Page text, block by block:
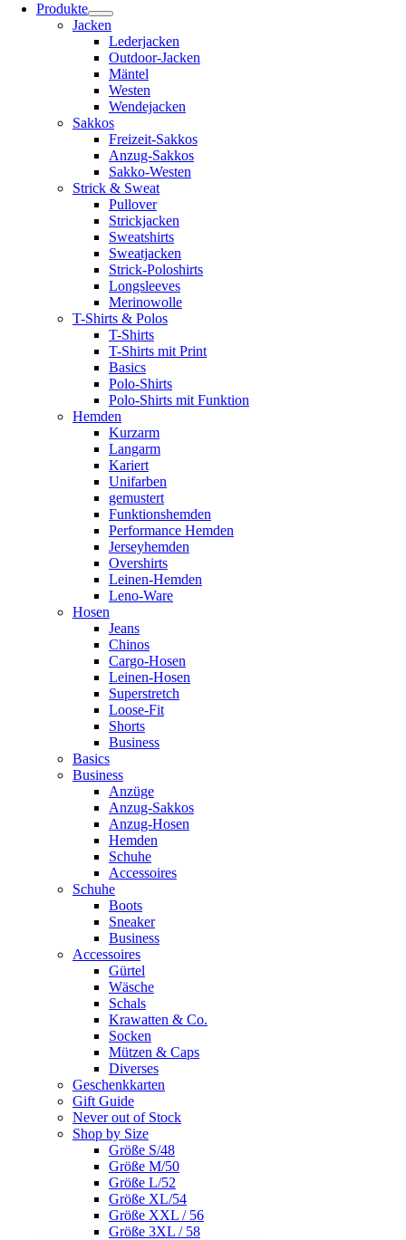
Produkte
Jacken
Lederjacken
Outdoor-Jacken
Mäntel
Westen
Wendejacken
Sakkos
Freizeit-Sakkos
Anzug-Sakkos
Sakko-Westen
Strick & Sweat
Pullover
Strickjacken
Sweatshirts
Sweatjacken
Strick-Poloshirts
Longsleeves
Merinowolle
T-Shirts & Polos
T-Shirts
T-Shirts mit Print
Basics
Polo-Shirts
Polo-Shirts mit Funktion
Hemden
Kurzarm
Langarm
Kariert
Unifarben
gemustert
Funktionshemden
Performance Hemden
Jerseyhemden
Overshirts
Leinen-Hemden
Leno-Ware
Hosen
Jeans
Chinos
Cargo-Hosen
Leinen-Hosen
Superstretch
Loose-Fit
Shorts
Business
Basics
Business
Anzüge
Anzug-Sakkos
Anzug-Hosen
Hemden
Schuhe
Accessoires
Schuhe
Boots
Sneaker
Business
Accessoires
Gürtel
Wäsche
Schals
Krawatten & Co.
Socken
Mützen & Caps
Diverses
Geschenkkarten
Gift Guide
Never out of Stock
Shop by Size
Größe S/48
Größe M/50
Größe L/52
Größe XL/54
Größe XXL / 56
Größe 3XL / 58